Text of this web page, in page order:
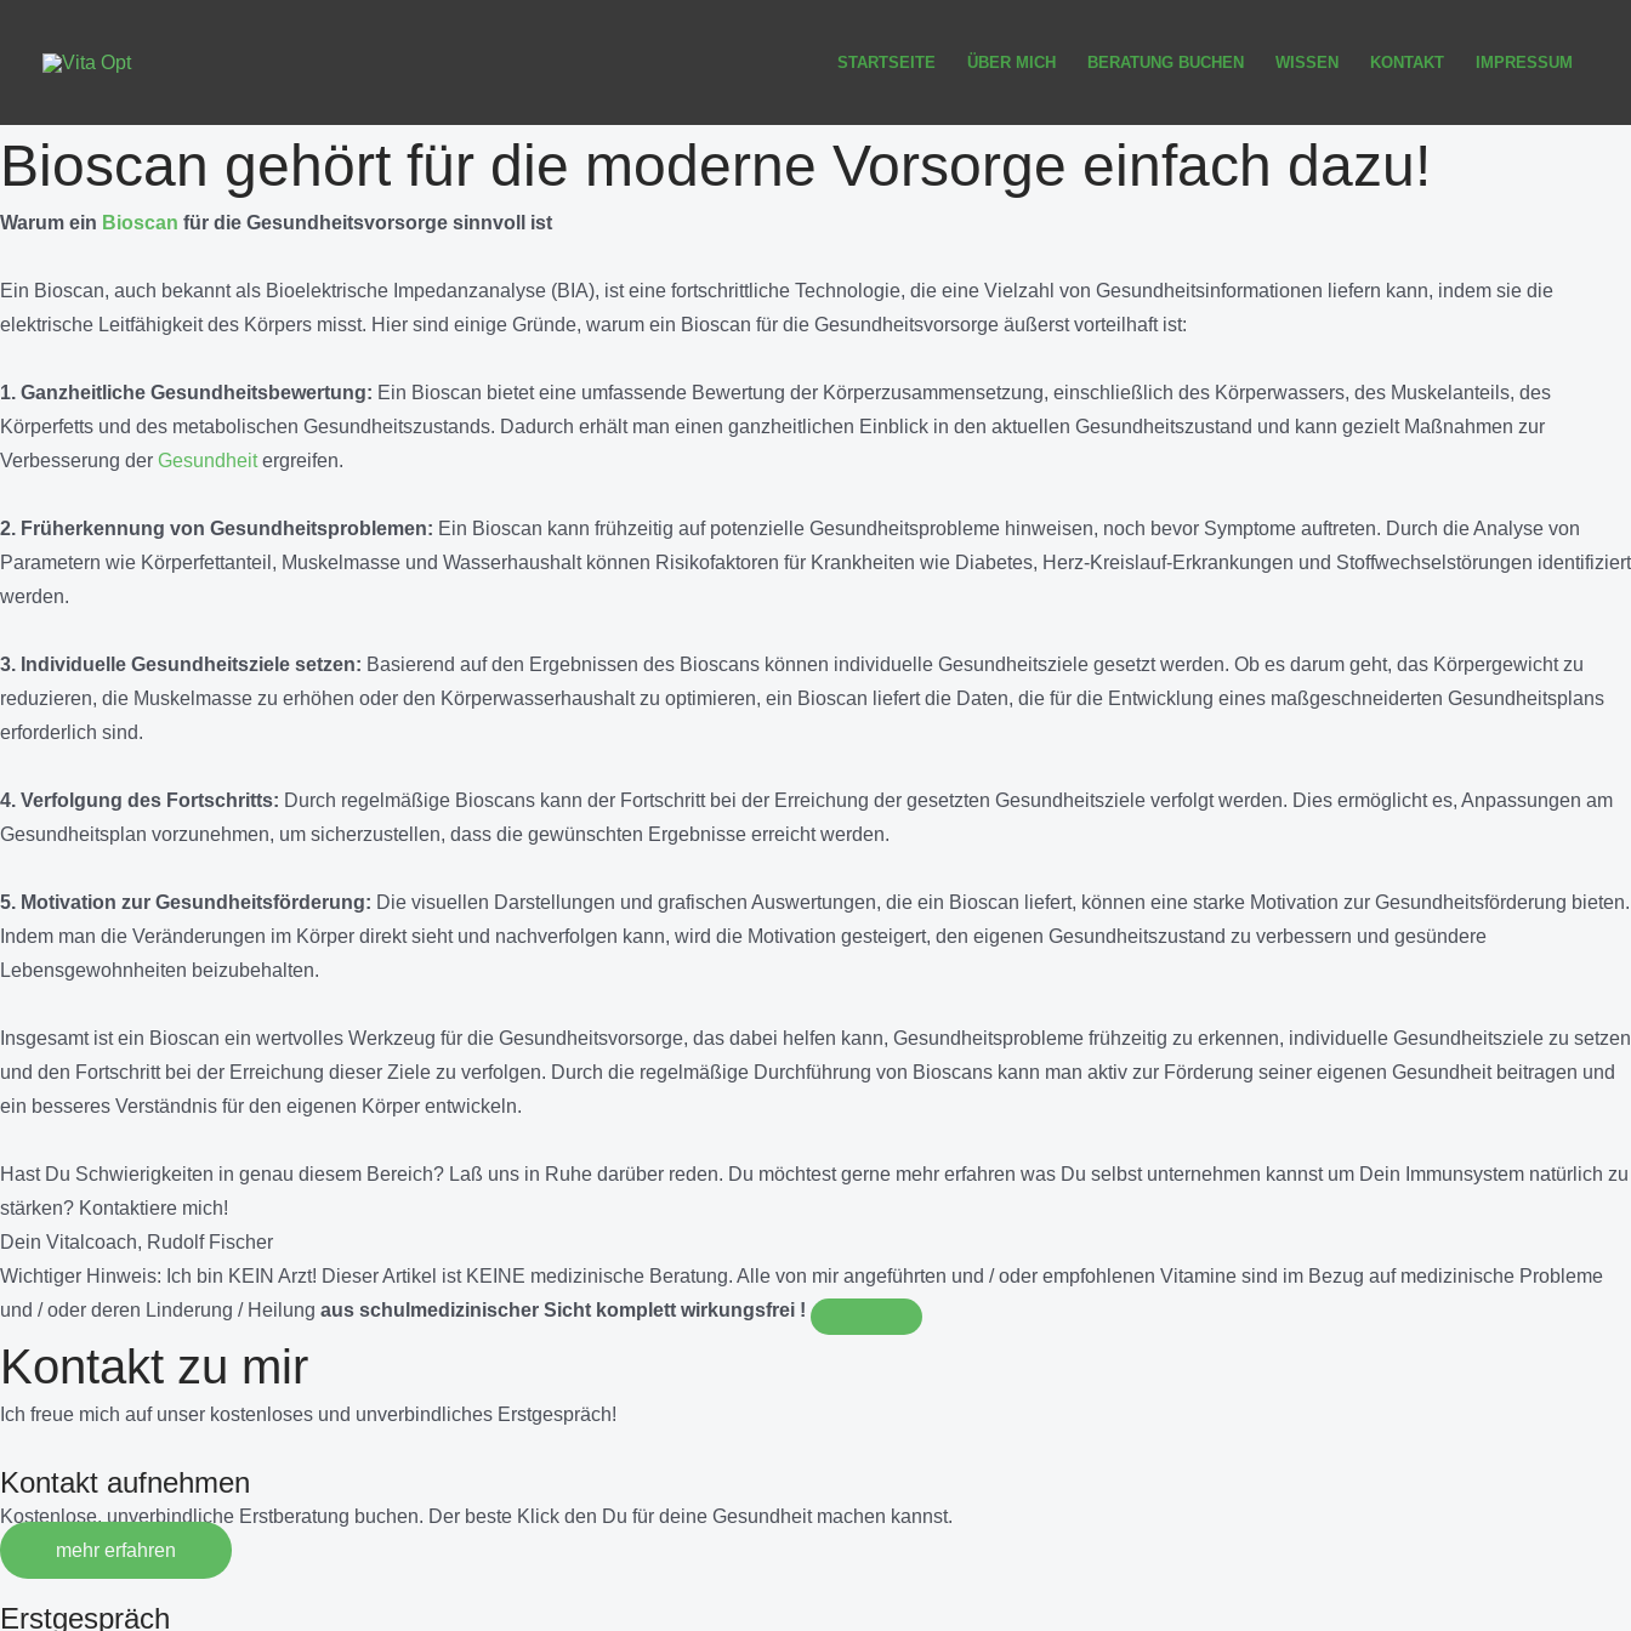
Inhalt
STARTSEITE ÜBER MICH BERATUNG BUCHEN WISSEN KONTAKT IMPRESSUM
Bioscan gehört für die moderne Vorsorge einfach dazu!
Warum ein Bioscan für die Gesundheitsvorsorge sinnvoll ist
Ein Bioscan, auch bekannt als Bioelektrische Impedanzanalyse (BIA), ist eine fortschrittliche Technologie, die eine Vielzahl von Gesundheitsinformationen liefern kann, indem sie die
elektrische Leitfähigkeit des Körpers misst. Hier sind einige Gründe, warum ein Bioscan für die Gesundheitsvorsorge äußerst vorteilhaft ist:
1. Ganzheitliche Gesundheitsbewertung: Ein Bioscan bietet eine umfassende Bewertung der Körperzusammensetzung, einschließlich des Körperwassers, des Muskelanteils, des
Körperfetts und des metabolischen Gesundheitszustands. Dadurch erhält man einen ganzheitlichen Einblick in den aktuellen Gesundheitszustand und kann gezielt Maßnahmen zur
Verbesserung der Gesundheitergreifen.
2. Früherkennung von Gesundheitsproblemen: Ein Bioscan kann frühzeitig auf potenzielle Gesundheitsprobleme hinweisen, noch bevor Symptome auftreten. Durch die Analyse von
Parametern wie Körperfettanteil, Muskelmasse und Wasserhaushalt können Risikofaktoren für Krankheiten wie Diabetes, Herz-Kreislauf-Erkrankungen und Stoffwechselstörungen identifiziert
werden.
3. Individuelle Gesundheitsziele setzen: Basierend auf den Ergebnissen des Bioscans können individuelle Gesundheitsziele gesetzt werden. Ob es darum geht, das Körpergewicht zu
reduzieren, die Muskelmasse zu erhöhen oder den Körperwasserhaushalt zu optimieren, ein Bioscan liefert die Daten, die für die Entwicklung eines maßgeschneiderten Gesundheitsplans
erforderlich sind.
4. Verfolgung des Fortschritts: Durch regelmäßige Bioscans kann der Fortschritt bei der Erreichung der gesetzten Gesundheitsziele verfolgt werden. Dies ermöglicht es, Anpassungen am
Gesundheitsplan vorzunehmen, um sicherzustellen, dass die gewünschten Ergebnisse erreicht werden.
5. Motivation zur Gesundheitsförderung: Die visuellen Darstellungen und grafischen Auswertungen, die ein Bioscan liefert, können eine starke Motivation zur Gesundheitsförderung bieten.
Indem man die Veränderungen im Körper direkt sieht und nachverfolgen kann, wird die Motivation gesteigert, den eigenen Gesundheitszustand zu verbessern und gesündere
Lebensgewohnheiten beizubehalten.
Insgesamt ist ein Bioscan ein wertvolles Werkzeug für die Gesundheitsvorsorge, das dabei helfen kann, Gesundheitsprobleme frühzeitig zu erkennen, individuelle Gesundheitsziele zu setzen
und den Fortschritt bei der Erreichung dieser Ziele zu verfolgen. Durch die regelmäßige Durchführung von Bioscans kann man aktiv zur Förderung seiner eigenen Gesundheit beitragen und
ein besseres Verständnis für den eigenen Körper entwickeln.
Hast Du Schwierigkeiten in genau diesem Bereich? Laß uns in Ruhe darüber reden. Du möchtest gerne mehr erfahren was Du selbst unternehmen kannst um Dein Immunsystem natürlich zu
stärken? Kontaktiere mich!
Dein Vitalcoach, Rudolf Fischer
Wichtiger Hinweis: Ich bin KEIN Arzt! Dieser Artikel ist KEINE medizinische Beratung. Alle von mir angeführten und / oder empfohlenen Vitamine sind im Bezug auf medizinische Probleme
und / oder deren Linderung / Heilung aus schulmedizinischer Sicht komplett wirkungsfrei !
Kontakt zu mir
Ich freue mich auf unser kostenloses und unverbindliches Erstgespräch!
Kontakt aufnehmen
Kostenlose, unverbindliche Erstberatung buchen. Der beste Klick den Du für deine Gesundheit machen kannst.
mehr erfahren
Erstgespräch